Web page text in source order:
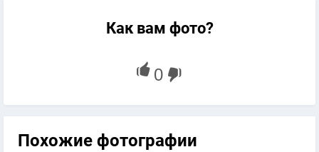
Как вам фото?
Похожие фотографии